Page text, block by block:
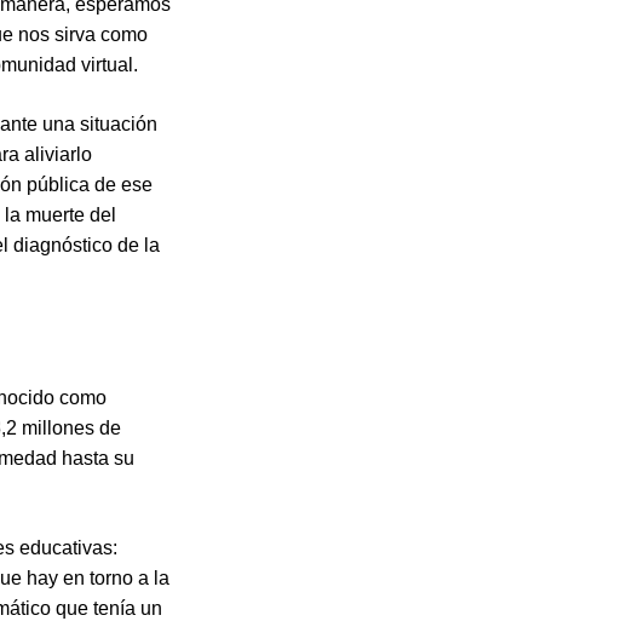
nos sirva como
virtual.
ante una situación
aliviarlo
pública de ese
muerte del
diagnóstico de la
como
millones de
hasta su
educativas:
hay en torno a la
que tenía un